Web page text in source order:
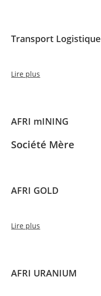
Transport Logistique
Lire plus
AFRI mINING
Société Mère
AFRI GOLD
Lire plus
AFRI URANIUM